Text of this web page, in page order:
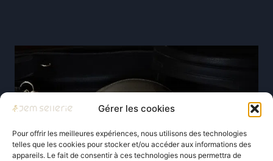
Gérer les cookies
Pour offrir les meilleures expériences, nous utilisons des technologies
telles que les cookies pour stocker et/ou accéder aux informations des
appareils. Le fait de consentir à ces technologies nous permettra de